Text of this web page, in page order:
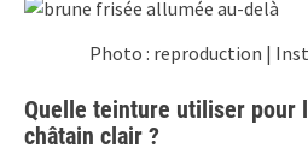
Photo : reproduction |
Quelle teinture utiliser pour
châtain clair ?